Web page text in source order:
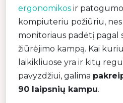
ergonomikos ir
kompiuteriu požiūriu,
monitoriaus padėtį pagal
žiūrėjimo kampą. Kai
laikikliuose yra ir kitų
pavyzdžiui, galima
90 laipsnių kampu.